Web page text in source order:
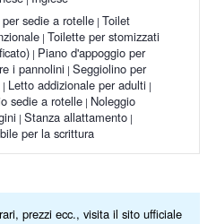
sedie a rotelle Toilet
Toilette per stomizzati
Piano d'appoggio per
i pannolini Seggiolino per
Letto addizionale per adulti
sedie a rotelle Noleggio
Stanza allattamento
per la scrittura
prezzi ecc., visita il sito ufficiale